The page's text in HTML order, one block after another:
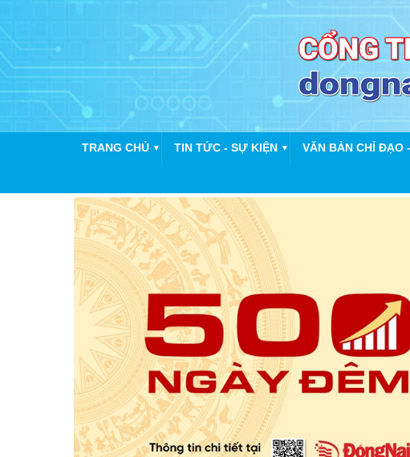
TRANG CHỦ ▼ TIN TỨC - SỰ KIỆN ▼ VĂN BẢN CHỈ ĐẠO